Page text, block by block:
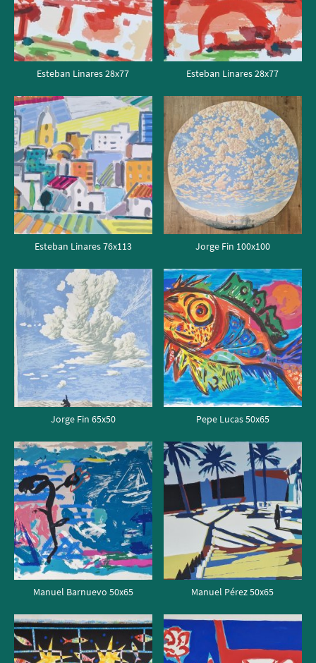
Esteban Linares 28x77 Esteban Linares 28x77
Esteban Linares 76x113 Jorge Fin 100x100
Jorge Fin 65x50 Pepe Lucas 50x65
Manuel Barnuevo 50x65 Manuel Pérez 50x65